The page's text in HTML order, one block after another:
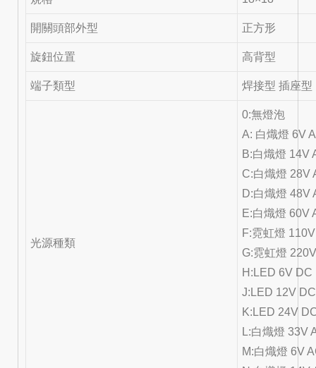
開關頭部外型 正方形
旋鈕位置 高背型
端子類型 焊接型 插座型
光源種類
0:無燈泡
A: 白熾燈 6V
B:白熾燈 14V
C:白熾燈 28V
D:白熾燈 48V
E:白熾燈 60V
F:霓虹燈
G:霓虹燈
H:LED 6V DC
J:LED 12V DC
K:LED 24V
L:白熾燈 33V
M:白熾燈 6V